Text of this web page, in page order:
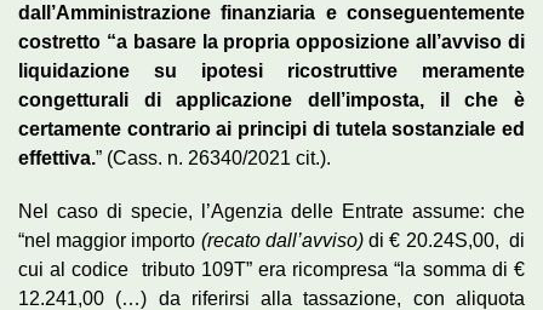
dall’Amministrazione finanziaria e conseguentemente
costretto “a basare la propria opposizione all’avviso di
liquidazione su ipotesi ricostruttive meramente
congetturali di applicazione dell’imposta, il che è
certamente contrario ai principi di tutela sostanziale ed
effettiva.” (Cass. n. 26340/2021 cit.).
Nel caso di specie, l’Agenzia delle Entrate assume: che
“nel maggior importo (recato dall’avviso)di € 20.24S,00, di
cui al codice tributo 109T” era ricompresa “la somma di €
12.241,00 (…) da riferirsi alla tassazione, con aliquota